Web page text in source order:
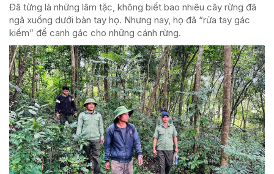
Đã từng là những lâm tặc, không biết bao nhiêu cây rừng đã
ngã xuống dưới bàn tay họ. Nhưng nay, họ đã “rửa tay gác
kiếm” để canh gác cho những cánh rừng.